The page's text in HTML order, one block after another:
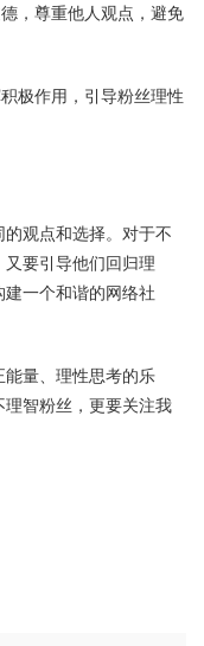
，尊重他人观点，避免
极作用，引导粉丝理性
观点和选择。对于不
要引导他们回归理
一个和谐的网络社
量、理性思考的乐
智粉丝，更要关注我